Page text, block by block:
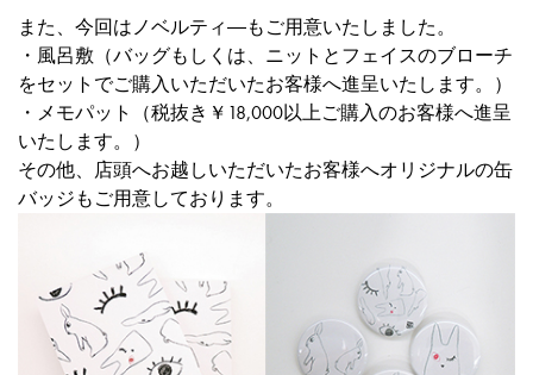
また、今回はノベルティ―もご用意いたしました。
・風呂敷（バッグもしくは、ニットとフェイスのブローチ
をセットでご購入いただいたお客様へ進呈いたします。）
・メモパット（税抜き￥18,000以上ご購入のお客様へ進呈
いたします。）
その他、店頭へお越しいただいたお客様へオリジナルの缶
バッジもご用意しております。